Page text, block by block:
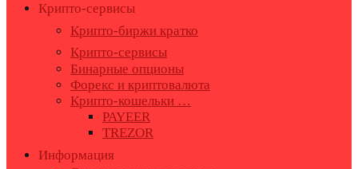
Крипто-сервисы
Крипто-биржи кратко
Крипто-сервисы
Бинарные опционы
Форекс и криптовалюта
Крипто-кошельки …
PAYEER
TREZOR
Информация